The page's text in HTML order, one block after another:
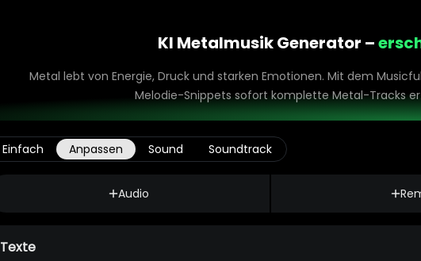
KI Metalmusik Generator –
Metal lebt von Energie, Druck und starken Emotionen. Mit dem
Melodie-Snippets sofort komplette Metal-Tracks
Einfach Anpassen Sound Soundtrack
Audio
Texte